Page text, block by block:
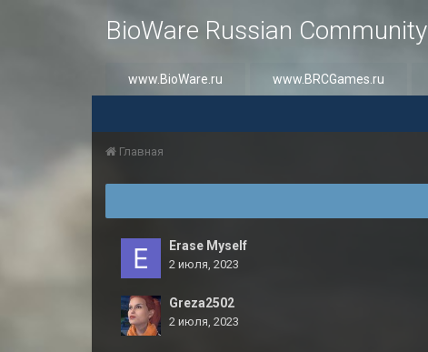
BioWare Russian Community
www.BioWare.ru www.BRCGames.ru
Главная
Erase Myself
2 июля, 2023
Greza2502
2 июля, 2023